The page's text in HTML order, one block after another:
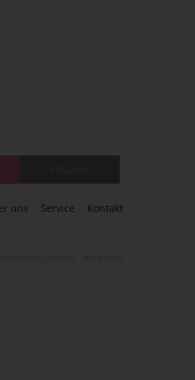
VHS jetzt!
uns Service Kontakt